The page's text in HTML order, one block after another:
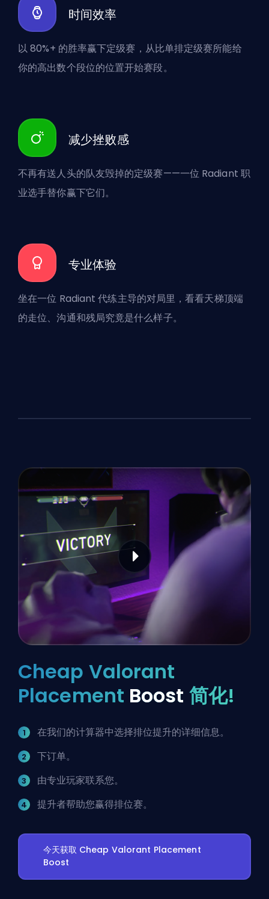
时间效率
以 80%+ 的胜率赢下定级赛，从比单排定级赛所能给
你的高出数个段位的位置开始赛段。
减少挫败感
不再有送人头的队友毁掉的定级赛——一位 Radiant 职
业选手替你赢下它们。
专业体验
坐在一位 Radiant 代练主导的对局里，看看天梯顶端
的走位、沟通和残局究竟是什么样子。
Cheap Valorant
Placement Boost 简化!
在我们的计算器中选择排位提升的详细信息。
下订单。
由专业玩家联系您。
提升者帮助您赢得排位赛。
今天获取 Cheap Valorant Placement
Boost